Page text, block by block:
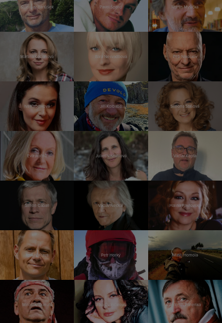
Stanislav Bartůšek Pavel Šporcl Martin Myšička
Martina Kociánová Bára Nesvadbová Petr Nikolaev
Iva Kubelková Jiří Kolbaba Simona Stašová
Eva Jiřičná Juliet Navrátilová Václav Kopta
Šimon Caban Václav Neckář Halina Pawlovská
Tomáš Kraus Petr Horký Matěj Homola
Miroslav Donutil Jitka Čvančarová Antonín Panenka